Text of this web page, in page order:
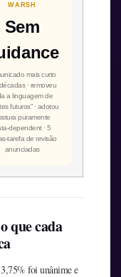
WARSH
Sem
mais curto
· removeu
a linguagem de
futuros” · adotou
puramente
dependent · 5
tarefa de revisão
anunciadas
que cada
foi unânime e